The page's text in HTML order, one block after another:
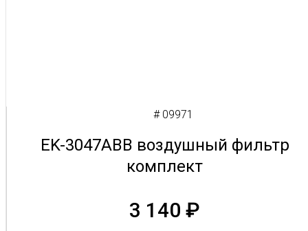
# 09971
EK-3047ABB воздушный фильтр
комплект
3 140 ₽